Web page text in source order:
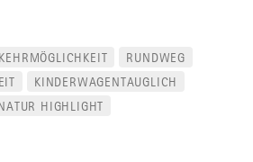
RUNDWEG
KINDERWAGENTAUGLICH
HIGHLIGHT